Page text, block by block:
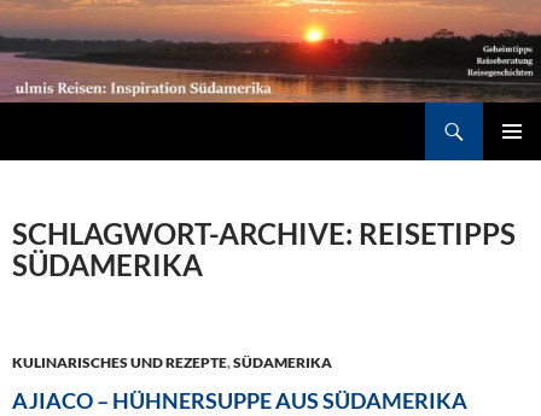
SCHLAGWORT-ARCHIVE: REISETIPPS
SÜDAMERIKA
KULINARISCHES UND REZEPTE,SÜDAMERIKA
AJIACO – HÜHNERSUPPE AUS SÜDAMERIKA